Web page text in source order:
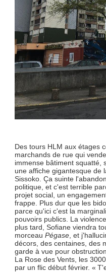
Des tours HLM aux étages
marchands de rue qui
immense bâtiment squatté,
une affiche gigantesque de
Sissoko. Ça suinte
politique, et c'est terrible
projet social, un
frappe. Plus dur que les
parce qu'ici c'est la
pouvoirs publics. La
plus tard, Sofiane viendra
morceau Pégase, et
décors, des centaines, des
garde à vue pour
La Rose des Vents, les
par un flic début février. «